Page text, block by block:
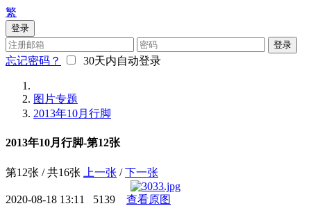
繁
登录
登录
忘记密码？ 30天内自动登录
图片专题
2013年10月行脚
2013年10月行脚-第12张
第12张 / 共16张 上一张 /下一张
2020-08-18 13:11 5139 查看原图